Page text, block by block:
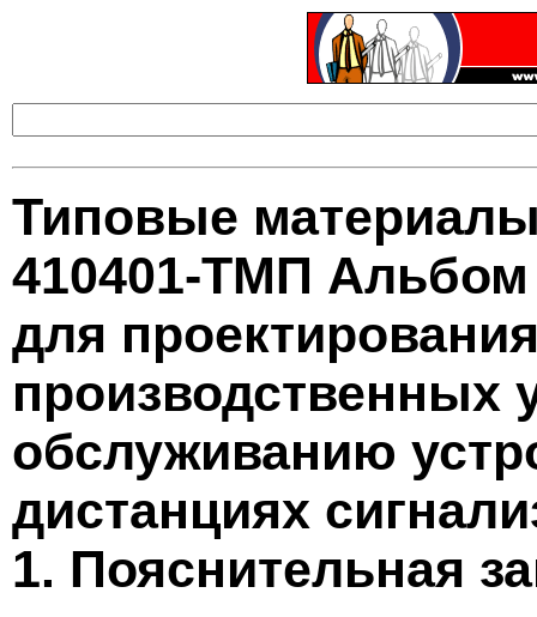
Типовые
410401-ТМП
для
производственных
обслуживанию
дистанциях
1. Пояснительная